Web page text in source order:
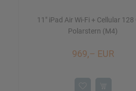
11" iPad Air Wi-Fi + Cellular 128
Polarstern (M4)
969,– EUR